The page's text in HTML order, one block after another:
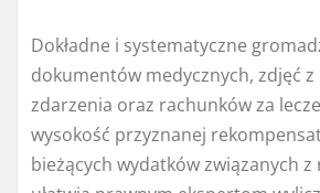
Dokładne i systematyczne
dokumentów medycznych, zdjęć z
zdarzenia oraz rachunków za
wysokość przyznanej
bieżących wydatków związanych